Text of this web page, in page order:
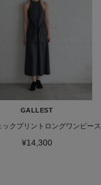
GALLEST
ックプリントロングワンピース
¥14,300